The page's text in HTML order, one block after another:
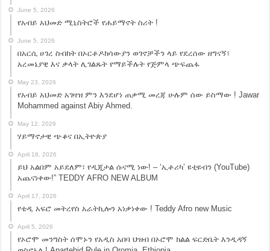
June 5, 2026
የአብይ አህመድ ሚኒስትሮች የሐይማኖት ስሪት !
June 5, 2026
በአርሲ ሀገረ ስብከት በኦርቶዶክሳውያን ወገኖቻችን ላይ የደረሰው ዘግናኝ፣
አረመኔያዊ እና ቃላት ሊገልጹት የማይችሉት የጅምላ ጭፍጨፋ
May 23, 2026
የአብይ አህመድ አገዛዝ ምን እንደሆነ ጠቃሚ መረጃ ሁሉም ሰው ይስማው ! Jawar
Mohammed against Abiy Ahmed.
May 12, 2026
ሃይማኖታዊ ጭቆና በኢትዮጵያ
April 18, 2026
ይህ አልበም አይደለም፣ የዲጂታል ሱናሚ ነው! – ‘ኢቶሪካ’ ዩቲዩብን (YouTube)
አጨናነቀው!” TEDDY AFRO NEW ALBUM
April 17, 2026
የቴዲ አፍሮ መትረየስ አራትኪሎን አነቃነቀው ! Teddy Afro new Music
April 5, 2026
የኦሮሞ መንግስት ሰሞኑን የአዲስ አበባ ህዝብ በኦሮሞ ክልል ፍርድቤት እንዲዳኝ